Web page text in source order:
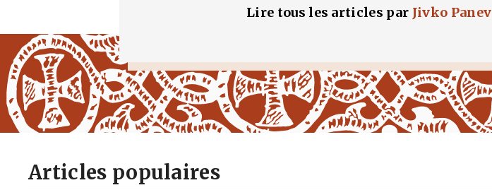
Lire tous les articles par Jivko Panev
Articles populaires